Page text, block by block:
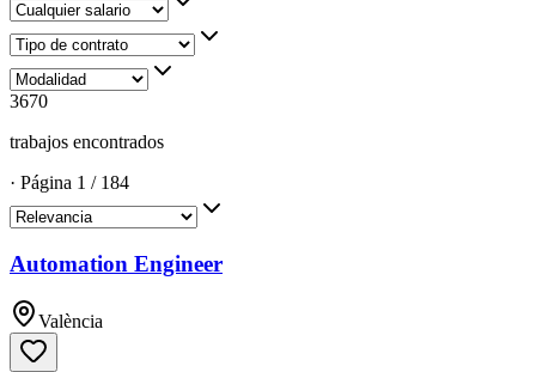
3670
trabajos encontrados
· Página 1 / 184
Automation Engineer
València